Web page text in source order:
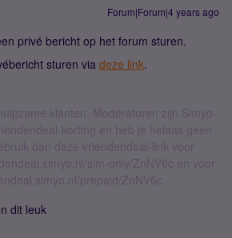
Forum|Forum|4 years ago
privé bericht op het forum sturen.
sturen via deze link.
klanten. Moderatoren zijn Simyo
korting en heb je helaas geen
dan deze vriendendeal-link voor
sim-only/ZnNV6c en voor
prepaid/ZnNV6c.
dit leuk